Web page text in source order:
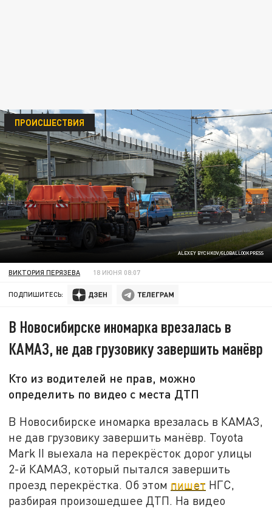
ALEXEY BYCHKOV/GLOBALLOOKPRESS
ПРОИСШЕСТВИЯ
ВИКТОРИЯ ПЕРЯЗЕВА 18 ИЮНЯ 08:07
ПОДПИШИТЕСЬ:
В Новосибирске иномарка врезалась в
КАМАЗ, не дав грузовику завершить манёвр
Кто из водителей не прав, можно
определить по видео с места ДТП
В Новосибирске иномарка врезалась в КАМАЗ,
не дав грузовику завершить манёвр. Toyota
Mark II выехала на перекрёсток дорог улицы
2-й КАМАЗ, который пытался завершить
проезд перекрёстка. Об этом пишет НГС,
разбирая произошедшее ДТП. На видео